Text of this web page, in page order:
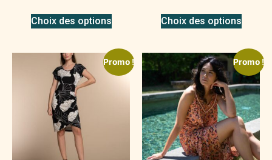
Choix des options Choix des options
Promo ! Promo !